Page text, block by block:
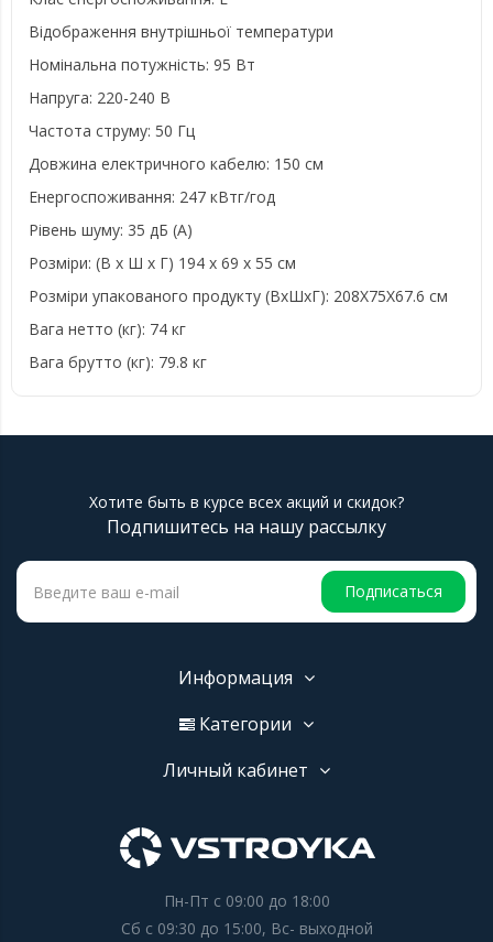
Відображення внутрішньої температури
Номінальна потужність: 95 Вт
Напруга: 220-240 В
Частота струму: 50 Гц
Довжина електричного кабелю: 150 см
Енергоспоживання: 247 кВтг/год
Рівень шуму: 35 дБ (А)
Розміри: (В х Ш х Г) 194 х 69 х 55 см
Розміри упакованого продукту (ВхШхГ): 208X75X67.6 см
Вага нетто (кг): 74 кг
Вага брутто (кг): 79.8 кг
Хотите быть в курсе всех акций и скидок?
Подпишитесь на нашу рассылку
Подписаться
Информация
Категории
Личный кабинет
Пн-Пт с 09:00 до 18:00
Сб с 09:30 до 15:00, Вс- выходной